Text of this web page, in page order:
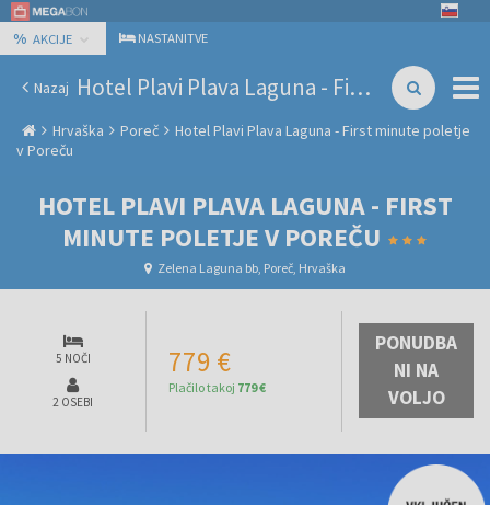
% AKCIJE NASTANITVE
Nazaj Hotel Plavi Plava Laguna - First minute poletje v Poreču
Hrvaška Poreč
Hotel Plavi Plava Laguna - First minute poletje
v Poreču
HOTEL PLAVI PLAVA LAGUNA - FIRST
MINUTE POLETJE V POREČU
Zelena Laguna bb, Poreč, Hrvaška
5 NOČI
2 OSEBI
779 €
Plačilo takoj 779 €
PONUDBA
NI NA
VOLJO